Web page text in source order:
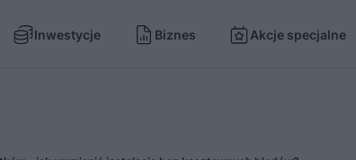
Inwestycje Biznes Akcje specjalne